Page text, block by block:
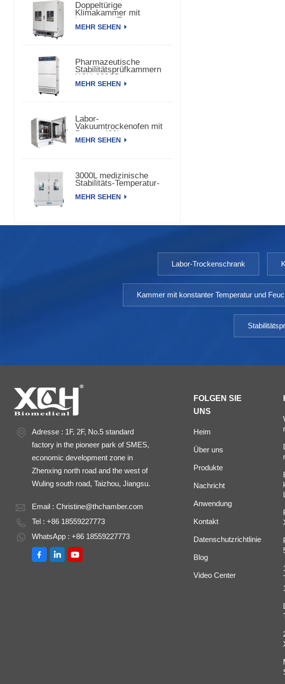
Doppeltürige
Klimakammer mit
konstanter Temperatur
und Luftfeuchtigkeit
MEHR SEHEN
Pharmazeutische
Stabilitätsprüfkammern
XCH-320SD
MEHR SEHEN
Labor-
Vakuumtrockenofen mit
Pumpe 420L
MEHR SEHEN
3000L medizinische
Stabilitäts-Temperatur-
Feuchtigkeitskammer
XCH-3000SD
MEHR SEHEN
Labor-Trockenschrank
Kammer mit konstanter Temperatur und
Adresse : 1F, 2F, No.5 standard
factory in the pioneer park of SMES,
economic development zone in
Zhenxing north road and the west of
Wuling south road, Taizhou, Jiangsu.
Email :Christine@thchamber.com
Tel : +86 18559227773
WhatsApp : +86 18559227773
FOLGEN SIE
UNS
Heim
Über uns
Produkte
Nachricht
Anwendung
Kontakt
Datenschutzrichtlinie
Blog
Video Center